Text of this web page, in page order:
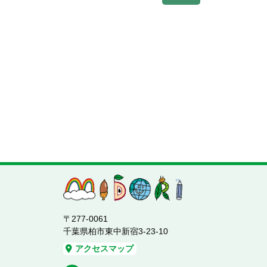
〒277-0061
千葉県柏市東中新宿3-23-10
アクセスマップ